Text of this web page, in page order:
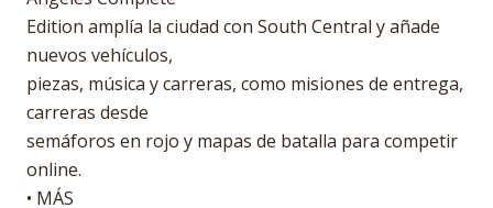
Edition amplía la ciudad con South Central y añade
nuevos vehículos,
piezas, música y carreras, como misiones de entrega,
carreras desde
semáforos en rojo y mapas de batalla para competir
online.
• MÁS